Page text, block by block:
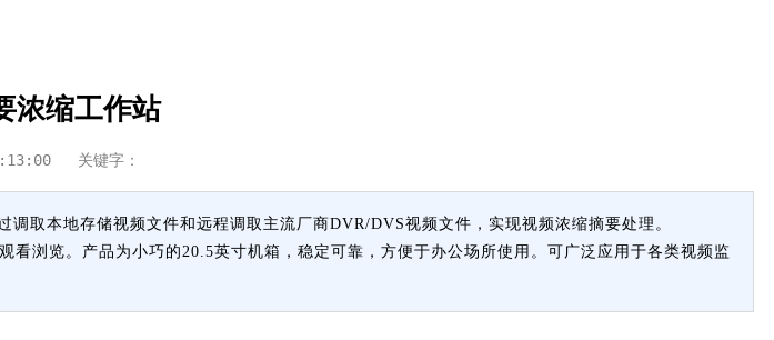
浓缩工作站
关键字：
取本地存储视频文件和远程调取主流厂商DVR/DVS视频文件，实现视频浓缩摘要处理。
浏览。产品为小巧的20.5英寸机箱，稳定可靠，方便于办公场所使用。可广泛应用于各类视频监